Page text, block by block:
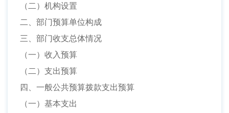
（二）机构设置
二、部门预算单位构成
三、部门收支总体情况
（一）收入预算
（二）支出预算
四、一般公共预算拨款支出预算
（一）基本支出